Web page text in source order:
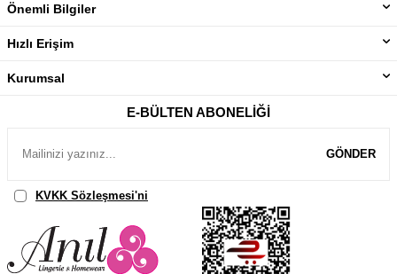
Önemli Bilgiler
Hızlı Erişim
Kurumsal
E-BÜLTEN ABONELIĞI
GÖNDER
KVKK Sözleşmesi'ni